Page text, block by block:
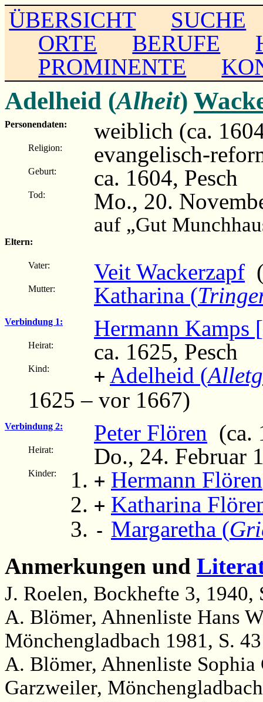
ÜBERSICHT
SUCHE
ORTE
BERUFE
PROMINENTE
Adelheid (Alheit)
Personendaten: weiblich (ca.
Religion: evangelisch-
Geburt: ca. 1604, Pesch
Tod: Mo., 20.
auf „Gut
Eltern:
Vater: Veit Wackerzapf
Mutter: Katharina (
Verbindung 1: Hermann Kamps
Heirat: ca. 1625, Pesch
Kind: + Adelheid (
1625 – vor 1667)
Verbindung 2: Peter Flören (ca.
Heirat: Do., 24. Februar
Kinder: + Hermann Flören
+ Katharina
- Margaretha (
Anmerkungen und
J. Roelen, Bockhefte 3, 1940,
A. Blömer, Ahnenliste Hans
Mönchengladbach 1981, S. 43
A. Blömer, Ahnenliste Sophia
Garzweiler,